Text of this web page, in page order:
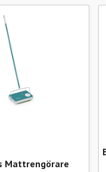
Mattrengörare